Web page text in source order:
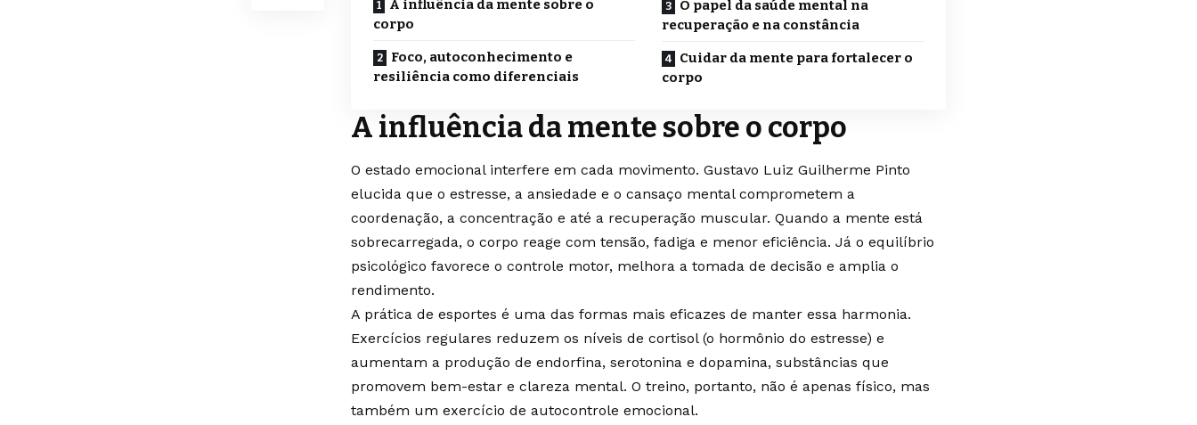
A influência da mente sobre o
corpo
Foco, autoconhecimento e
resiliência como diferenciais
O papel da saúde mental na
recuperação e na constância
Cuidar da mente para fortalecer o
corpo
A influência da mente sobre o corpo
O estado emocional interfere em cada movimento. Gustavo Luiz Guilherme Pinto
elucida que o estresse, a ansiedade e o cansaço mental comprometem a
coordenação, a concentração e até a recuperação muscular. Quando a mente está
sobrecarregada, o corpo reage com tensão, fadiga e menor eficiência. Já o equilíbrio
psicológico favorece o controle motor, melhora a tomada de decisão e amplia o
rendimento.
A prática de esportes é uma das formas mais eficazes de manter essa harmonia.
Exercícios regulares reduzem os níveis de cortisol (o hormônio do estresse) e
aumentam a produção de endorfina, serotonina e dopamina, substâncias que
promovem bem-estar e clareza mental. O treino, portanto, não é apenas físico, mas
também um exercício de autocontrole emocional.